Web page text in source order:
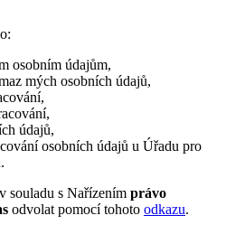
osobním údajům,
mých osobních údajů,
údajů,
osobních údajů u Úřadu pro
souladu s Nařízením právo
odvolat pomocí tohoto odkazu.